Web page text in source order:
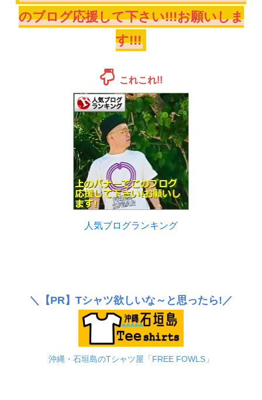
のブログ応援して下さい!!!お願いしま
す!!!
これこれ!!
人気ブログランキング
＼ 【PR】 Tシャツ欲しいな～と思ったら!／
沖縄・石垣島のTシャツ屋「FREE FOWLS」